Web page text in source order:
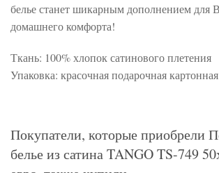
белье станет шикарным дополнением для
домашнего комфорта!
Ткань: 100% хлопок сатинового плетения
Упаковка: красочная подарочная
Покупатели, которые приобрели
белье из сатина TANGO TS-749